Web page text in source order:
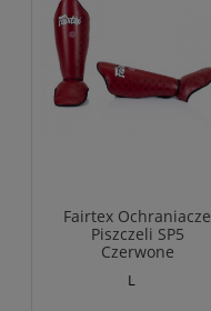
Fairtex Ochraniacze
Piszczeli SP5
Czerwone
L